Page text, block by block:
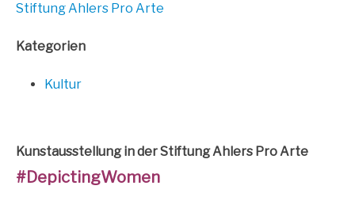
Stif­tung Ahlers Pro Arte
Kate­go­rien
Kul­tur
Kunst­aus­stel­lung in der Stif­tung Ahlers Pro Arte
#Depic­ting­Wo­men